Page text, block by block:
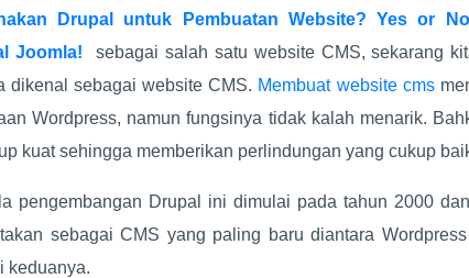
Drupal untuk Pembuatan Website? Yes or
Joomla! sebagai salah satu website CMS, sekarang
dikenal sebagai website CMS. Membuat website cms
Wordpress, namun fungsinya tidak kalah menarik.
kuat sehingga memberikan perlindungan yang cukup
pengembangan Drupal ini dimulai pada tahun 2000
sebagai CMS yang paling baru diantara
keduanya.